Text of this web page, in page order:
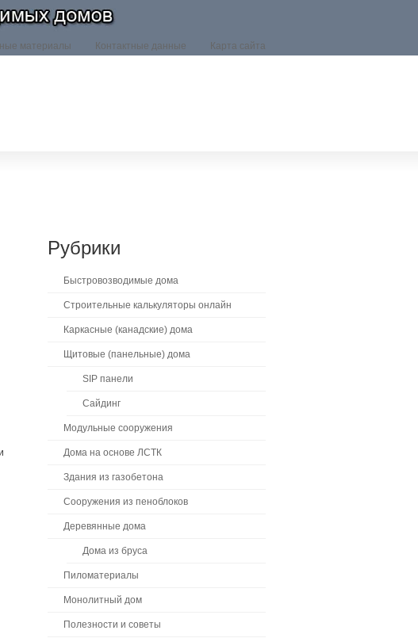
материалы Контактные данные Карта сайта
Рубрики
Быстровозводимые дома
Строительные калькуляторы онлайн
Каркасные (канадские) дома
Щитовые (панельные) дома
SIP панели
Сайдинг
Модульные сооружения
Дома на основе ЛСТК
Здания из газобетона
Сооружения из пеноблоков
Деревянные дома
Дома из бруса
Пиломатериалы
Монолитный дом
Полезности и советы